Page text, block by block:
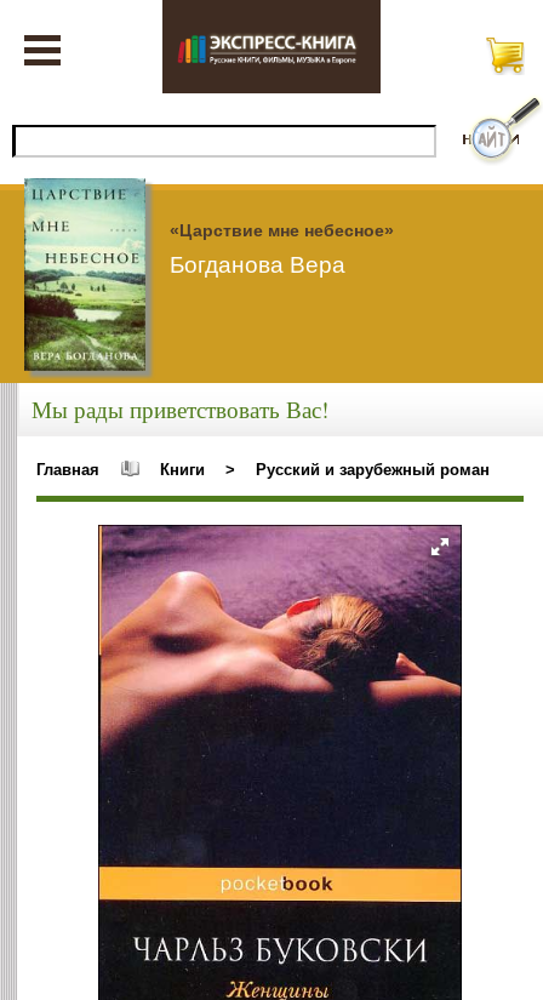
«Царствие мне небесное»
Богданова Вера
Мы рады приветствовать Вас!
Главная Книги > Русский и зарубежный роман